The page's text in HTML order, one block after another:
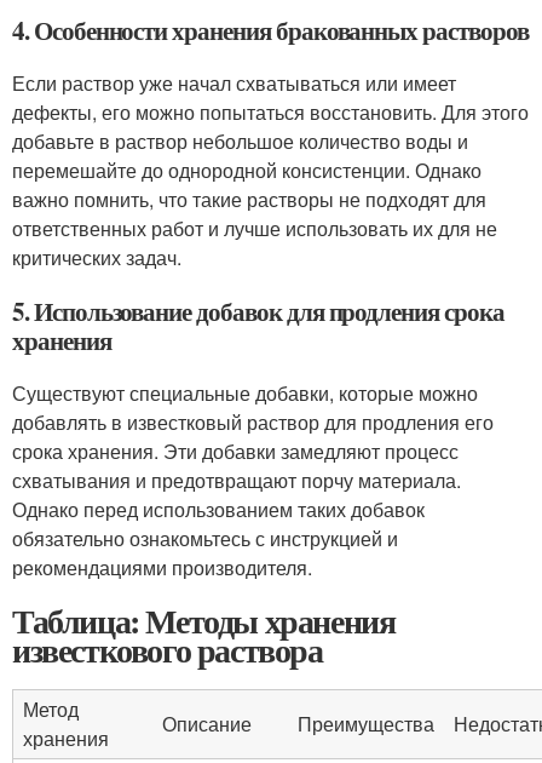
4. Особенности хранения бракованных растворов
Если раствор уже начал схватываться или имеет
дефекты, его можно попытаться восстановить. Для этого
добавьте в раствор небольшое количество воды и
перемешайте до однородной консистенции. Однако
важно помнить, что такие растворы не подходят для
ответственных работ и лучше использовать их для не
критических задач.
5. Использование добавок для продления срока
хранения
Существуют специальные добавки, которые можно
добавлять в известковый раствор для продления его
срока хранения. Эти добавки замедляют процесс
схватывания и предотвращают порчу материала.
Однако перед использованием таких добавок
обязательно ознакомьтесь с инструкцией и
рекомендациями производителя.
Таблица: Методы хранения
известкового раствора
Метод
хранения
Описание Преимущества